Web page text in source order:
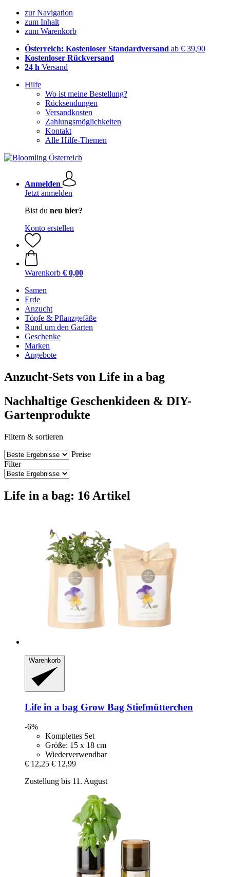
zur Navigation
zum Inhalt
zum Warenkorb
Österreich: Kostenloser Standardversand ab € 39,90
Kostenloser Rückversand
24 h Versand
Hilfe
Wo ist meine Bestellung?
Rücksendungen
Versandkosten
Zahlungsmöglichkeiten
Kontakt
Alle Hilfe-Themen
Anmelden
Jetzt anmelden
Bist du neu hier?
Konto erstellen
Warenkorb € 0,00
Samen
Erde
Anzucht
Töpfe & Pflanzgefäße
Rund um den Garten
Geschenke
Marken
Angebote
Anzucht-Sets von Life in a bag
Nachhaltige Geschenkideen & DIY-
Gartenprodukte
Filtern & sortieren
Preise
Filter
Life in a bag: 16 Artikel
Warenkorb
Life in a bag Grow Bag Stiefmütterchen
-6%
Komplettes Set
Größe: 15 x 18 cm
Wiederverwendbar
€ 12,25 € 12,99
Zustellung bis 11. August